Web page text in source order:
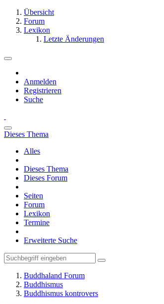
Übersicht
Forum
Lexikon
Letzte Änderungen
Anmelden
Registrieren
Suche
Dieses Thema
Alles
Dieses Thema
Dieses Forum
Seiten
Forum
Lexikon
Termine
Erweiterte Suche
Buddhaland Forum
Buddhismus
Buddhismus kontrovers